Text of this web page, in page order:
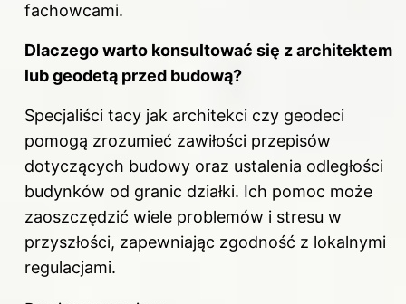
fachowcami.
Dlaczego warto konsultować się z architektem
lub geodetą przed budową?
Specjaliści tacy jak architekci czy geodeci
pomogą zrozumieć zawiłości przepisów
dotyczących budowy oraz ustalenia odległości
budynków od granic działki. Ich pomoc może
zaoszczędzić wiele problemów i stresu w
przyszłości, zapewniając zgodność z lokalnymi
regulacjami.